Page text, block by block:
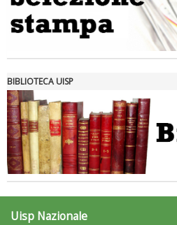
Tiziano Pesce nel Cda di
BIBLIOTECA UISP
Uisp Nazionale